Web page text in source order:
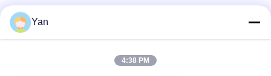
Yan
4:38 PM